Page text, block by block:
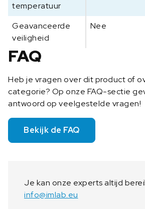
O
G
7
0
a
a
n
temperatuur
Geavanceerde
veiligheid
Nee
FAQ
Heb je vragen over dit product of
categorie? Op onze FAQ-sectie
antwoord op veelgestelde vragen!
Bekijk de FAQ
Je kan onze experts altijd
info@imlab.eu